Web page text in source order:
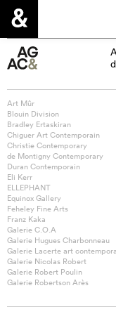
Art Mûr
Blouin Division
Bradley Ertaskiran
Chiguer Art Contemporain
Christie Contemporary
de Montigny Contemporary
Duran Contemporain
Eli Kerr
ELLEPHANT
Equinox Gallery
Feheley Fine Arts
Franz Kaka
Galerie C.O.A
Galerie Hugues Charbonneau
Galerie Lacerte art
Galerie Nicolas Robert
Galerie Robert Poulin
Galerie Robertson Arès